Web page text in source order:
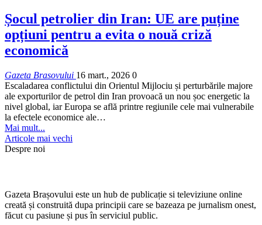
Șocul petrolier din Iran: UE are puține
opțiuni pentru a evita o nouă criză
economică
Gazeta Brasovului 16 mart., 2026 0
Escaladarea conflictului din Orientul Mijlociu și perturbările majore
ale exporturilor de petrol din Iran provoacă un nou șoc energetic la
nivel global, iar Europa se află printre regiunile cele mai vulnerabile
la efectele economice ale…
Mai mult...
Articole mai vechi
Despre noi
Gazeta Brașovului este un hub de publicație si televiziune online
creată și construită dupa principii care se bazeaza pe jurnalism onest,
făcut cu pasiune și pus în serviciul public.